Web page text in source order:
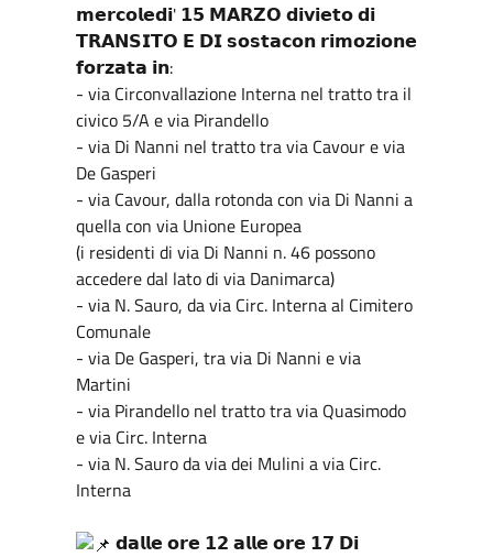
𝗺𝗲𝗿𝗰𝗼𝗹𝗲𝗱𝗶' 𝟭𝟱 𝗠𝗔𝗥𝗭𝗢 𝗱𝗶𝘃𝗶𝗲𝘁𝗼 𝗱𝗶
𝗧𝗥𝗔𝗡𝗦𝗜𝗧𝗢 𝗘 𝗗𝗜 𝘀𝗼𝘀𝘁𝗮𝗰𝗼𝗻 𝗿𝗶𝗺𝗼𝘇𝗶𝗼𝗻𝗲
𝗳𝗼𝗿𝘇𝗮𝘁𝗮 𝗶𝗻:
- via Circonvallazione Interna nel tratto tra il
civico 5/A e via Pirandello
- via Di Nanni nel tratto tra via Cavour e via
De Gasperi
- via Cavour, dalla rotonda con via Di Nanni a
quella con via Unione Europea
(i residenti di via Di Nanni n. 46 possono
accedere dal lato di via Danimarca)
- via N. Sauro, da via Circ. Interna al Cimitero
Comunale
- via De Gasperi, tra via Di Nanni e via
Martini
- via Pirandello nel tratto tra via Quasimodo
e via Circ. Interna
- via N. Sauro da via dei Mulini a via Circ.
Interna
𝗱𝗮𝗹𝗹𝗲 𝗼𝗿𝗲 𝟭𝟮 𝗮𝗹𝗹𝗲 𝗼𝗿𝗲 𝟭𝟳 𝗗𝗶